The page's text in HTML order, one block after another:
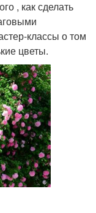
, как сделать
классы о том
цветы.